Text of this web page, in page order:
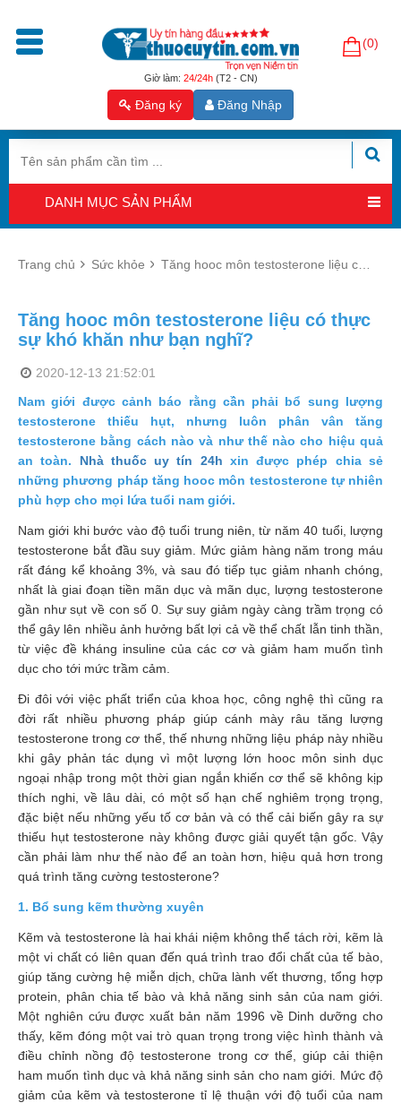
Giờ làm: 24/24h(T2 - CN)
(0)
Đăng ký Đăng Nhập
Trang
phẩm
Tăng
sinh
lý
sinh
sản
Hỗ
trợ
sinh
sản
nữ
Làm
đẹp,
Chống
Oxy
hóa
Ăn
ngon,
ngủ
Chăm
sóc
sức
khỏe
Vitamin,
Khoáng
chất
Thuốc
giảm
Thuốc
tăng
cân
Não,
Thần
kinh
DANH MỤC SẢN PHẨM
Trang chủ Sức khỏe
Tăng hooc môn testosterone liệu có thực
sự khó khăn như bạn nghĩ?
2020-12-13 21:52:01
Nam giới được cảnh báo rằng cần phải bổ sung lượng
testosterone thiếu hụt, nhưng luôn phân vân tăng
testosterone bằng cách nào và như thế nào cho hiệu quả
an toàn. Nhà thuốc uy tín 24h xin được phép chia sẻ
những phương pháp tăng hooc môn testosterone tự nhiên
phù hợp cho mọi lứa tuổi nam giới.
Nam giới khi bước vào độ tuổi trung niên, từ năm 40 tuổi, lượng
testosterone bắt đầu suy giảm. Mức giảm hàng năm trong máu
rất đáng kể khoảng 3%, và sau đó tiếp tục giảm nhanh chóng,
nhất là giai đoạn tiền mãn dục và mãn dục, lượng testosterone
gần như sụt về con số 0. Sự suy giảm ngày càng trầm trọng có
thể gây lên nhiều ảnh hưởng bất lợi cả về thể chất lẫn tinh thần,
từ việc đề kháng insuline của các cơ và giảm ham muốn tình
dục cho tới mức trầm cảm.
Đi đôi với việc phất triển của khoa học, công nghệ thì cũng ra
đời rất nhiều phương pháp giúp cánh mày râu tăng lượng
testosterone trong cơ thể, thế nhưng những liệu pháp này nhiều
khi gây phản tác dụng vì một lượng lớn hooc môn sinh dục
ngoại nhập trong một thời gian ngắn khiến cơ thể sẽ không kịp
thích nghi, về lâu dài, có một số hạn chế nghiêm trọng trọng,
đặc biệt nếu những yếu tố cơ bản và có thể cải biến gây ra sự
thiếu hụt testosterone này không được giải quyết tận gốc. Vậy
cần phải làm như thế nào để an toàn hơn, hiệu quả hơn trong
quá trình tăng cường testosterone?
1. Bổ sung kẽm thường xuyên
Kẽm và testosterone là hai khái niệm không thể tách rời, kẽm là
một vi chất có liên quan đến quá trình trao đổi chất của tế bào,
giúp tăng cường hệ miễn dịch, chữa lành vết thương, tổng hợp
protein, phân chia tế bào và khả năng sinh sản của nam giới.
Một nghiên cứu được xuất bản năm 1996 về Dinh dưỡng cho
thấy, kẽm đóng một vai trò quan trọng trong việc hình thành và
điều chỉnh nồng độ testosterone trong cơ thể, giúp cải thiện
ham muốn tình dục và khả năng sinh sản cho nam giới. Mức độ
giảm của kẽm và testosterone tỉ lệ thuận với độ tuổi của nam